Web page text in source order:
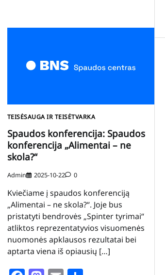
TEISĖSAUGA IR TEISĖTVARKA
Spaudos konferencija: Spaudos
konferencija „Alimentai – ne
skola?“
Admin 2025-10-22 0
Kviečiame į spaudos konferenciją
„Alimentai – ne skola?“. Joje bus
pristatyti bendrovės „Spinter tyrimai“
atliktos reprezentatyvios visuomenės
nuomonės apklausos rezultatai bei
aptarta viena iš opiausių […]